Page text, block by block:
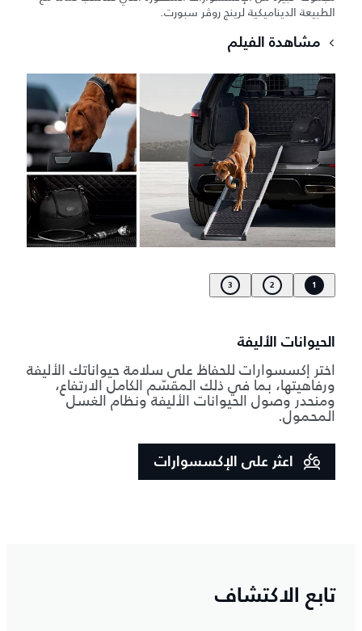
الطبيعة الديناميكية لرينج روڤر سبورت.
مشاهدة الفيلم
1
2
3
الحيوانات الأليفة
اختر إكسسوارات للحفاظ على سلامة حيواناتك الأليفة
ورفاهيتها، بما في ذلك المقسّم الكامل الارتفاع،
ومنحدر وصول الحيوانات الأليفة ونظام الغسل
المحمول.
اعثر على الإكسسوارات
تابع الاكتشاف